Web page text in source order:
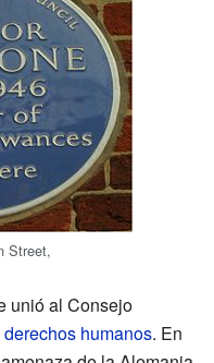
Street,
unió al Consejo
derechos humanos. En